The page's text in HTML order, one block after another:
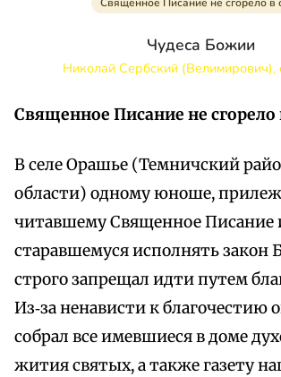
Чудеса Божии
Николай Сербский (Велимирович),
Священное Писание не сгорело
В селе Орашье (Темничский
области) одному юноше,
читавшему Священное Писание
старавшемуся исполнять закон
строго запрещал идти путем
Из‑за ненависти к благочестию
собрал все имевшиеся в доме
жития святых, а также газету